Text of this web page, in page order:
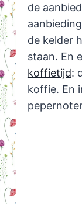
de
de kelder
staan. En
koffietijd:
koffie. En